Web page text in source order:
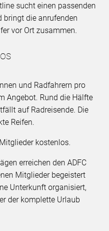
sucht einen passenden
bringt die anrufenden
vor Ort zusammen.
und Radfahrern pro
Angebot. Rund die Hälfte
auf Radreisende. Die
Reifen.
kostenlos.
erreichen den ADFC
Mitglieder begeistert
Unterkunft organisiert,
der komplette Urlaub